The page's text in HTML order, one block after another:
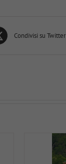
Condivisi su Twitter